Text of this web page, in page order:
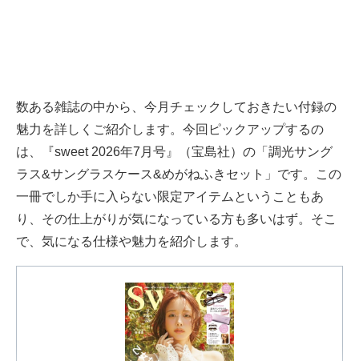
数ある雑誌の中から、今月チェックしておきたい付録の
魅力を詳しくご紹介します。今回ピックアップするの
は、『sweet 2026年7月号』（宝島社）の「調光サング
ラス&サングラスケース&めがねふきセット」です。この
一冊でしか手に入らない限定アイテムということもあ
り、その仕上がりが気になっている方も多いはず。そこ
で、気になる仕様や魅力を紹介します。